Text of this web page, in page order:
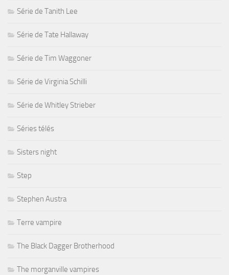
Série de Tanith Lee
Série de Tate Hallaway
Série de Tim Waggoner
Série de Virginia Schilli
Série de Whitley Strieber
Séries télés
Sisters night
Step
Stephen Austra
Terre vampire
The Black Dagger Brotherhood
The morganville vampires